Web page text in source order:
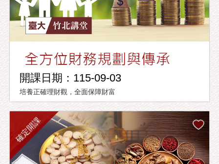
開課日期：115-09-03
培養正確理財觀，全面保障財富
確定開課